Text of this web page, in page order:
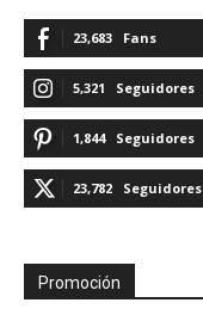
23,683 Fans
5,321 Seguidores
1,844 Seguidores
23,782 Seguidores
Promoción